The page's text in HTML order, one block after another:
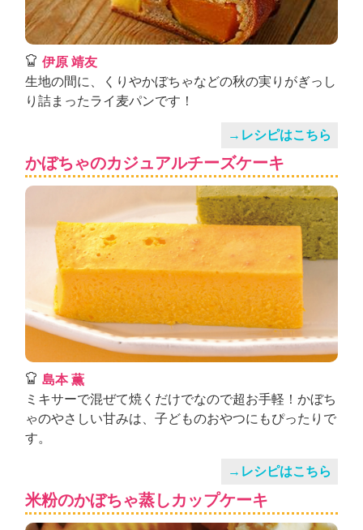
伊原 靖友
生地の間に、くりやかぼちゃなどの秋の実りがぎっし
り詰まったライ麦パンです！
→レシピはこちら
かぼちゃのカジュアルチーズケーキ
島本 薫
ミキサーで混ぜて焼くだけでなので超お手軽！かぼち
ゃのやさしい甘みは、子どものおやつにもぴったりで
す。
→レシピはこちら
米粉のかぼちゃ蒸しカップケーキ